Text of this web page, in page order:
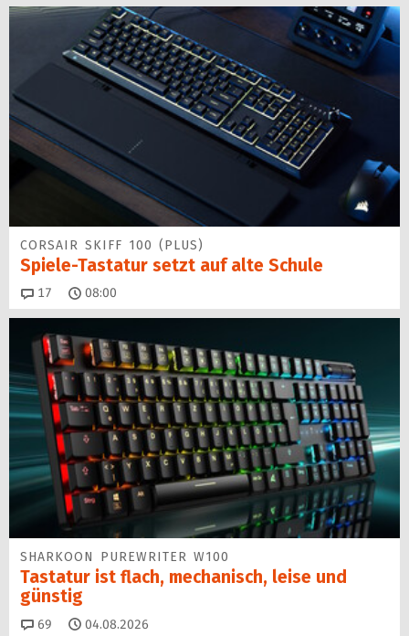
CORSAIR SKIFF 100 (PLUS)
Spiele-Tastatur setzt auf alte Schule
17 Kommentare
08:00
SHARKOON PUREWRITER W100
Tastatur ist flach, mechanisch, leise und
günstig
69 Kommentare
04.08.2026